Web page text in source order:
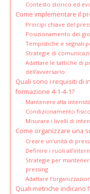
Contesto storico ed
Come implementare il
Principi chiave del
Posizionamento dei
Tempistiche e segnali
Strategie di
Adattare le tattiche di
dell’avversario
Quali sono i requisiti di
formazione 4-1-4-1?
Mantenere alta
Condizionamento
Misurare i livelli di
Come organizzare una
Creare un’unità di
Definire i ruoli
Strategie per
pressing
Adattare
Quali metriche indicano